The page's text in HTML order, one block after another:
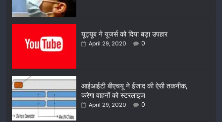
यूट्यूब ने यूजर्स को दिया बड़ा उपहार
April 29, 2020 0
आईआईटी बीएचयू ने ईजाद की ऐसी तकनीक,
करेगा वाहनों को स्टरलाइज
April 29, 2020 0